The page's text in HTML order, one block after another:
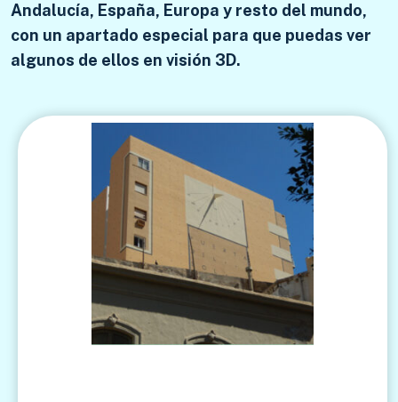
Andalucía, España, Europa y resto del mundo,
con un apartado especial para que puedas ver
algunos de ellos en visión 3D.